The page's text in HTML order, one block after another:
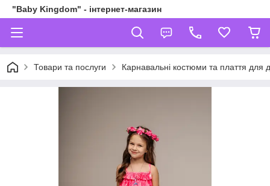
"Baby Kingdom" - інтернет-магазин
Товари та послуги Карнавальні костюми та плаття для